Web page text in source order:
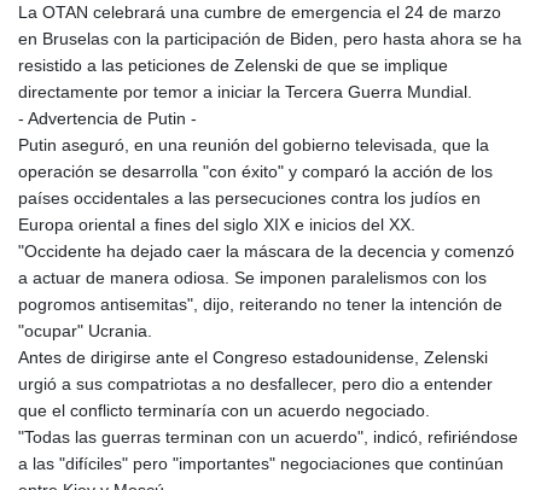
La OTAN celebrará una cumbre de emergencia el 24 de marzo
en Bruselas con la participación de Biden, pero hasta ahora se ha
resistido a las peticiones de Zelenski de que se implique
directamente por temor a iniciar la Tercera Guerra Mundial.
- Advertencia de Putin -
Putin aseguró, en una reunión del gobierno televisada, que la
operación se desarrolla "con éxito" y comparó la acción de los
países occidentales a las persecuciones contra los judíos en
Europa oriental a fines del siglo XIX e inicios del XX.
"Occidente ha dejado caer la máscara de la decencia y comenzó
a actuar de manera odiosa. Se imponen paralelismos con los
pogromos antisemitas", dijo, reiterando no tener la intención de
"ocupar" Ucrania.
Antes de dirigirse ante el Congreso estadounidense, Zelenski
urgió a sus compatriotas a no desfallecer, pero dio a entender
que el conflicto terminaría con un acuerdo negociado.
"Todas las guerras terminan con un acuerdo", indicó, refiriéndose
a las "difíciles" pero "importantes" negociaciones que continúan